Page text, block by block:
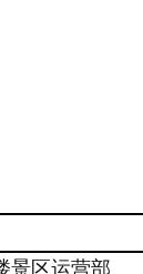
景区运营部